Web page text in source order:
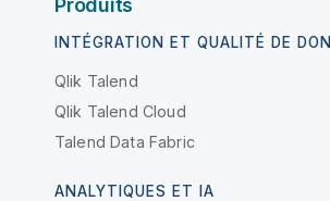
Produits
INTÉGRATION ET QUALITÉ DE
Qlik Talend
Qlik Talend Cloud
Talend Data Fabric
ANALYTIQUES ET IA